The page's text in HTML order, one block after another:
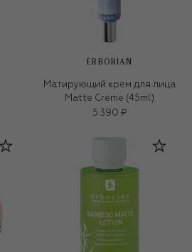
ERBORIAN
Матирующий крем для лица
Matte Crème (45ml)
5 390 ₽